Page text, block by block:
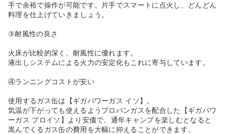
手で余裕で操作が可能です。片手でスマートに点火し、どんどん
料理を仕上げていきましょう。
③耐風性の良さ
火床が比較的深く、耐風性に優れます。
液出しシステムによる火力の安定化もこれに寄与しています。
④ランニングコストが安い
使用するガス缶は【ギガパワーガス イソ】。
気温が下がっても使えるようプロパンガスを配合した【ギガパワ
ーガス プロイソ】より安価で、通年キャンプを楽しむとなると
嵩んでくるガス缶の費用を大幅に抑えることができます。